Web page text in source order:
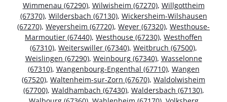
Wimmenau (67290), Wilwisheim (67270), Willgottheim
(67370), Wildersbach (67130), Wickersheim-Wilshausen
(67270), Weyersheim (67720), Weyer (67320), Westhouse-
Marmoutier (67440), Westhouse (67230), Westhoffen
(67310), Weiterswiller (67340), Weitbruch (67500),
Weislingen (67290), Weinbourg (67340), Wasselonne
(67310), Wangenbourg-Engenthal (67710), Wangen
(67520), Waltenheim-sur-Zorn (67670), Waldolwisheim
(67700), Waldhambach (67430), Waldersbach (67130),